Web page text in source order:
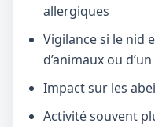
allergiques
Vigilance si le nid
d’animaux ou
Impact sur les
Activité souvent